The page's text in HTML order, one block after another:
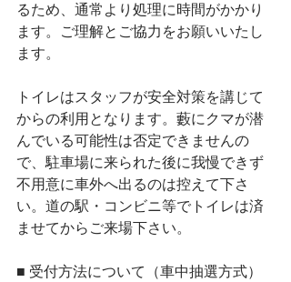
るため、通常より処理に時間がかかり
ます。ご理解とご協力をお願いいたし
ます。
トイレはスタッフが安全対策を講じて
からの利用となります。藪にクマが潜
んでいる可能性は否定できませんの
で、駐車場に来られた後に我慢できず
不用意に車外へ出るのは控えて下さ
い。道の駅・コンビニ等でトイレは済
ませてからご来場下さい。
■ 受付方法について（車中抽選方式）